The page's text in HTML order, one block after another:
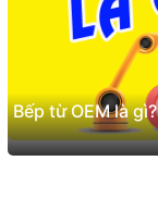
Bếp từ OEM là gì?